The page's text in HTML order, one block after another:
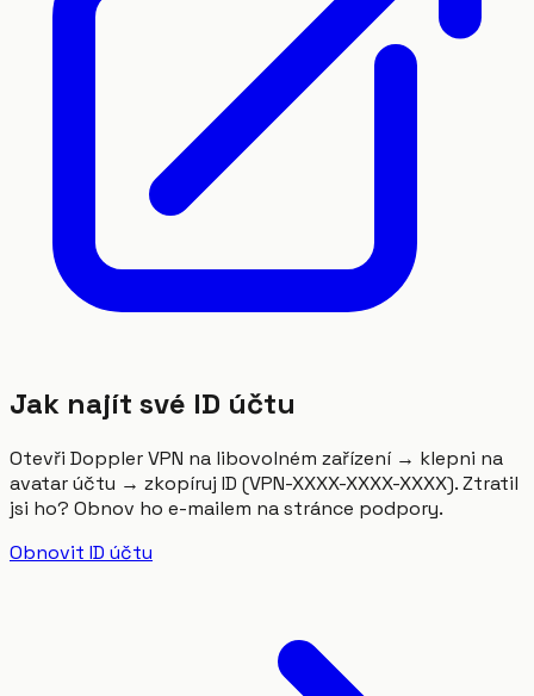
Jak najít své ID účtu
Otevři Doppler VPN na libovolném zařízení → klepni na
avatar účtu → zkopíruj ID (VPN-XXXX-XXXX-XXXX). Ztratil
jsi ho? Obnov ho e-mailem na stránce podpory.
Obnovit ID účtu